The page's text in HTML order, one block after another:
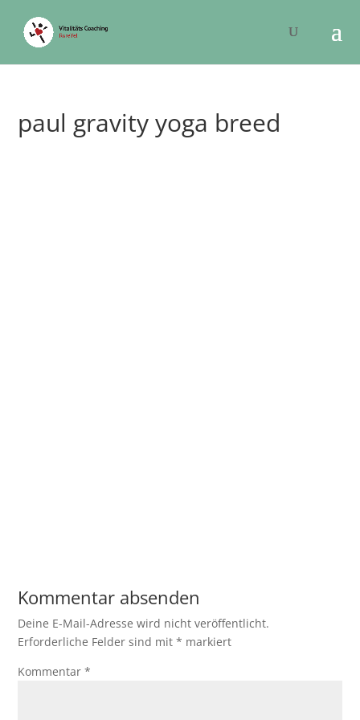
paul gravity yoga breed
Kommentar absenden
Deine E-Mail-Adresse wird nicht veröffentlicht.
Erforderliche Felder sind mit* markiert
Kommentar*